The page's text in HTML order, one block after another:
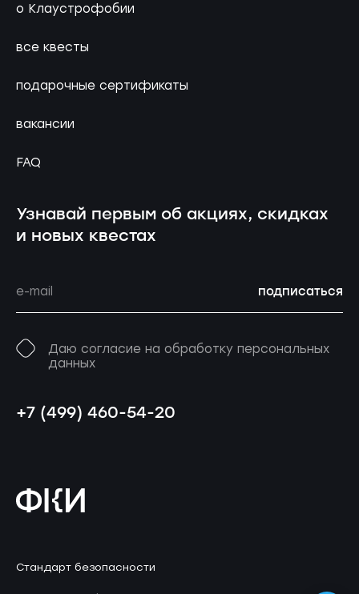
о Клаустрофобии
все квесты
подарочные сертификаты
вакансии
FAQ
Узнавай первым об акциях, скидках
и новых квестах
подписаться
Даю согласие на обработку персональных
данных
+7 (499) 460-54-20
Стандарт безопасности